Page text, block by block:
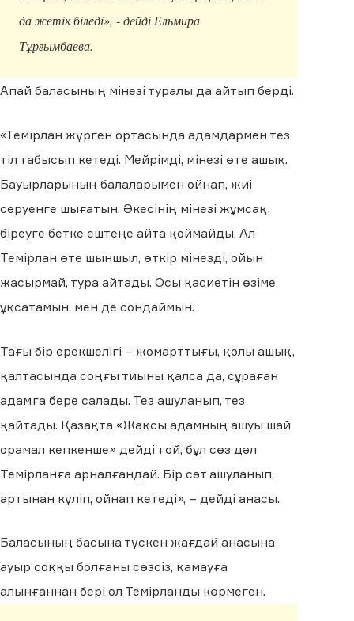
да жетік біледі», - дейді Ельмира
Тұрғымбаева.
Апай баласының мінезі туралы да айтып берді.
«Темірлан жүрген ортасында адамдармен тез
тіл табысып кетеді. Мейрімді, мінезі өте ашық.
Бауырларының балаларымен ойнап, жиі
серуенге шығатын. Әкесінің мінезі жұмсақ,
біреуге бетке ештеңе айта қоймайды. Ал
Темірлан өте шыншыл, өткір мінезді, ойын
жасырмай, тура айтады. Осы қасиетін өзіме
ұқсатамын, мен де сондаймын.
Тағы бір ерекшелігі – жомарттығы, қолы ашық,
қалтасында соңғы тиыны қалса да, сұраған
адамға бере салады. Тез ашуланып, тез
қайтады. Қазақта «Жақсы адамның ашуы шай
орамал кепкенше» дейді ғой, бұл сөз дәл
Темірланға арналғандай. Бір сәт ашуланып,
артынан күліп, ойнап кетеді», – дейді анасы.
Баласының басына түскен жағдай анасына
ауыр соққы болғаны сөзсіз, қамауға
алынғаннан бері ол Темірланды көрмеген.